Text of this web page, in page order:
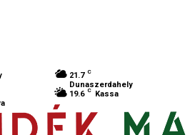
21.7 C
Dunaszerdahely
19.6 C Kassa